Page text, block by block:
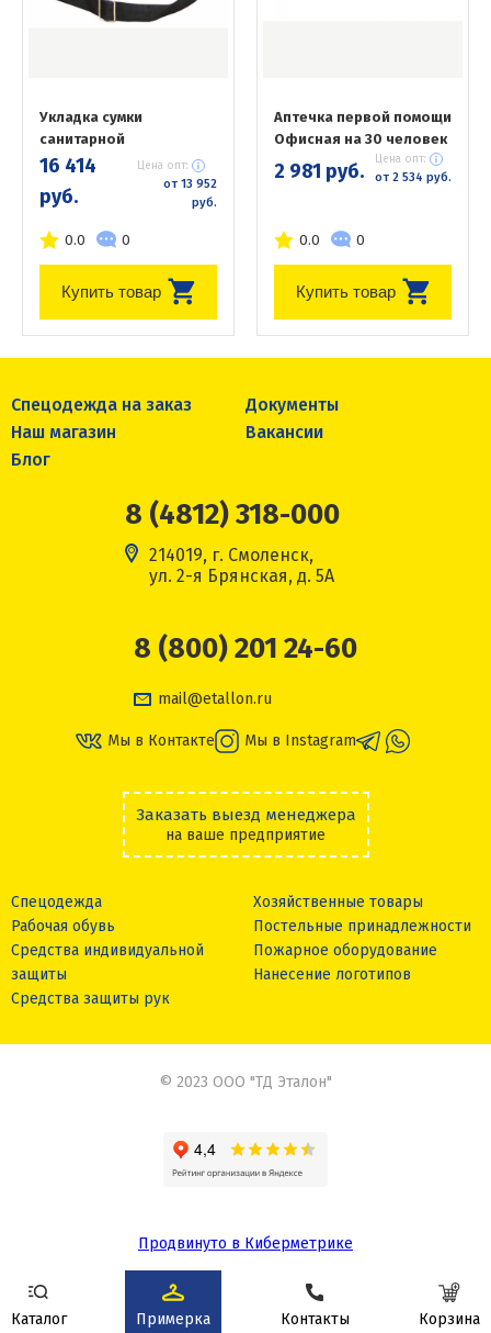
Укладка сумки
санитарной
16 414
руб.
Цена опт:
от 13 952
руб.
0.0 0
Купить товар
Аптечка первой помощи
Офисная на 30 человек
2 981 руб. Цена опт:
от 2 534 руб.
0.0 0
Купить товар
Каталог Примерка Контакты Корзина
Спецодежда на заказ
Документы
Наш магазин
Вакансии
Блог
8 (4812) 318-000
214019, г. Смоленск,
ул. 2-я Брянская, д. 5А
8 (800) 201 24-60
mail@etallon.ru
Мы в Контакте Мы в Instagram
Заказать выезд менеджера
на ваше предприятие
Спецодежда
Рабочая обувь
Средства индивидуальной
защиты
Средства защиты рук
Хозяйственные товары
Постельные принадлежности
Пожарное оборудование
Нанесение логотипов
© 2023 ООО "ТД Эталон"
Продвинуто в Киберметрике
Сделано в